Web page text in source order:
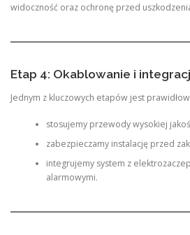
widoczność oraz ochronę przed
Etap 4: Okablowanie i
Jednym z kluczowych etapów jest
stosujemy przewody wysokiej
zabezpieczamy instalację przed
integrujemy system z
alarmowymi.